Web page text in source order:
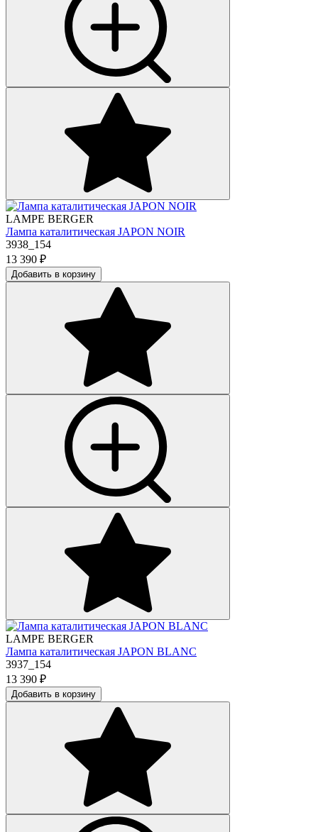
LAMPE BERGER
Лампа каталитическая JAPON NOIR
3938_154
13 390 ₽
Добавить в корзину
LAMPE BERGER
Лампа каталитическая JAPON BLANC
3937_154
13 390 ₽
Добавить в корзину